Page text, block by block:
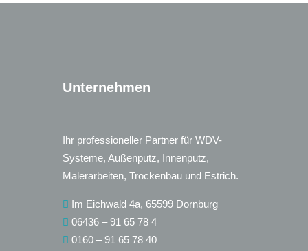
Unternehmen
Ihr professioneller Partner für WDV-
Systeme, Außenputz, Innenputz,
Malerarbeiten, Trockenbau und Estrich.
Im Eichwald 4a, 65599 Dornburg
06436 – 91 65 78 4
0160 – 91 65 78 40